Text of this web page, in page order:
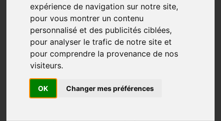
expérience de navigation sur notre site,
pour vous montrer un contenu
personnalisé et des publicités ciblées,
pour analyser le trafic de notre site et
pour comprendre la provenance de nos
visiteurs.
OK Changer mes préférences
L’amendement du GNI – CPIH,
FAGIHT et SYNHORCAT – voté
au Sénat !
Communiqué de presse
19/04/2014